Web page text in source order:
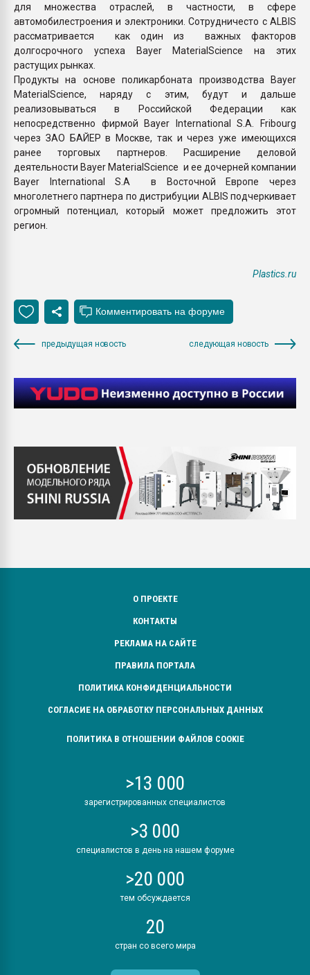
для множества отраслей, в частности, в сфере
автомобилестроения и электроники. Сотрудничесто с ALBIS
рассматривается как один из важных факторов
долгосрочного успеха Bayer MaterialScience на этих
растущих рынках.
Продукты на основе поликарбоната производства Bayer
MaterialScience, наряду с этим, будут и дальше
реализовываться в Российской Федерации как
непосредственно фирмой Bayer International S.A. Fribourg
через ЗАО БАЙЕР в Москве, так и через уже имеющихся
ранее торговых партнеров. Расширение деловой
деятельности Bayer MaterialScience и ее дочерней компании
Bayer International S.A в Восточной Европе через
многолетнего партнера по дистрибуции ALBIS подчеркивает
огромный потенциал, который может предложить этот
регион.
Plastics.ru
предыдущая новость следующая новость
О ПРОЕКТЕ
КОНТАКТЫ
РЕКЛАМА НА САЙТЕ
ПРАВИЛА ПОРТАЛА
ПОЛИТИКА КОНФИДЕНЦИАЛЬНОСТИ
СОГЛАСИЕ НА ОБРАБОТКУ ПЕРСОНАЛЬНЫХ ДАННЫХ
ПОЛИТИКА В ОТНОШЕНИИ ФАЙЛОВ COOKIE
>13 000
зарегистрированных специалистов
>3 000
специалистов в день на нашем форуме
>20 000
тем обсуждается
20
стран со всего мира